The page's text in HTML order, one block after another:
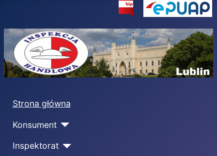
Strona główna
Konsument
Inspektorat